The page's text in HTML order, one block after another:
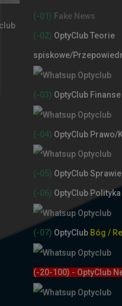
(-01) Fake News
(-02) OptyClub Teorie
spiskowe/
(-03) OptyClub Finanse
(-04) OptyClub Prawo/
(-05) OptyClub
(-06) OptyClub Polityka
(-07) OptyClub Bóg /
(-20-100) - OptyClub